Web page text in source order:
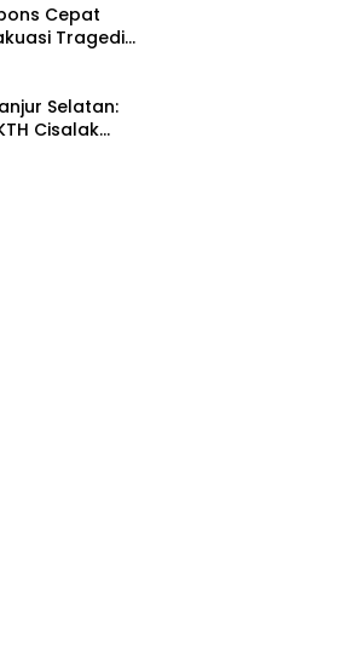
Cepat
Tragedi
Negara
Selatan:
Cisalak
Wisata